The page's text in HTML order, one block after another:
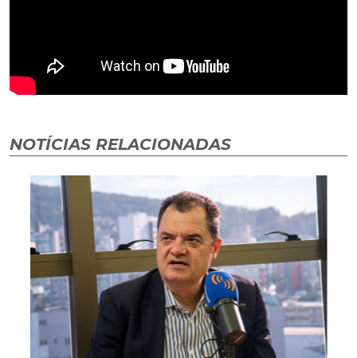
NOTÍCIAS RELACIONADAS